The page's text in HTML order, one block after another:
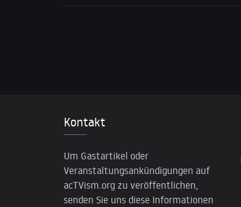
Kontakt
Um Gastartikel oder
Veranstaltungsankündigungen auf
acTVism.org zu veröffentlichen,
senden Sie uns diese Informationen